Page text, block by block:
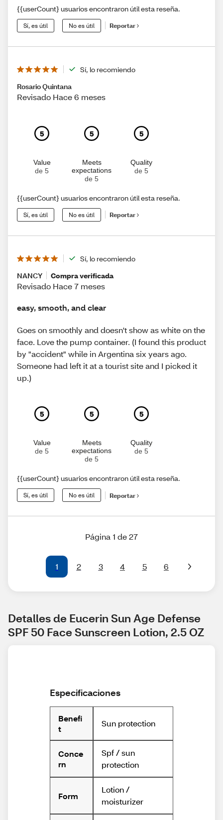
{{userCount} usuarios encontraron útil esta reseña.
Sí, es útil No es útil Reportar
Sí, lo recomiendo
Rosario Quintana
Revisado Hace 6 meses
5
Value
de 5
5
Meets
expectations
de 5
5
Quality
de 5
{{userCount} usuarios encontraron útil esta reseña.
Sí, es útil No es útil Reportar
Sí, lo recomiendo
NANCY
Compra verificada
Revisado Hace 7 meses
easy, smooth, and clear
Goes on smoothly and doesn't show as white on the
face. Love the pump container. (I found this product
by "accident" while in Argentina six years ago.
Someone had left it at a tourist site and I picked it
up.)
5
Value
de 5
5
Meets
expectations
de 5
5
Quality
de 5
{{userCount} usuarios encontraron útil esta reseña.
Sí, es útil No es útil Reportar
Página 1 de 27
1 2 3 4 5 6
Detalles de Eucerin Sun Age Defense
SPF 50 Face Sunscreen Lotion, 2.5 OZ
Especificaciones
Benefi
t
Sun protection
Conce
rn
Spf / sun
protection
Form
Lotion /
moisturizer